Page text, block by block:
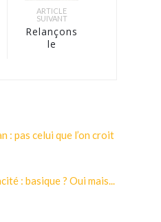
ARTICLE
SUIVANT
Relançons
le
: pas celui que l’on croit
: basique ? Oui mais...